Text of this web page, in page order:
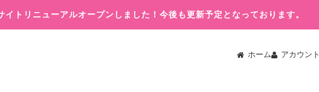
イトリニューアルオープンしました！今後も更新予定となっております。
ホーム アカウント